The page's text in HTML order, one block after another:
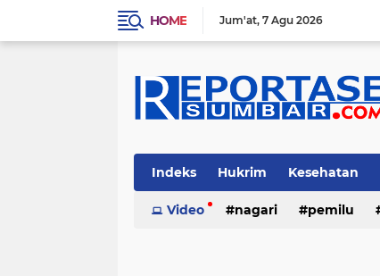
HOME Jum'at 7 Agu 2026
Indeks Hukrim Kesehatan
Video nagari pemilu